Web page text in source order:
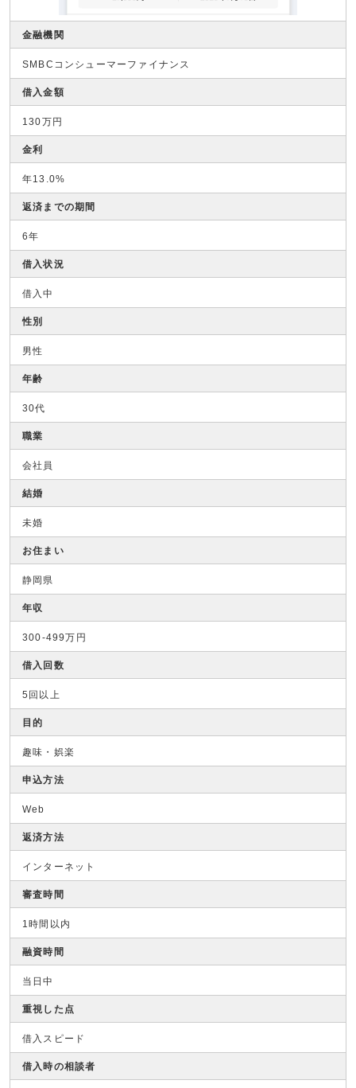
金融機関
SMBCコンシューマーファイナンス
借入金額
130万円
金利
年13.0%
返済までの期間
6年
借入状況
借入中
性別
男性
年齢
30代
職業
会社員
結婚
未婚
お住まい
静岡県
年収
300-499万円
借入回数
5回以上
目的
趣味・娯楽
申込方法
Web
返済方法
インターネット
審査時間
1時間以内
融資時間
当日中
重視した点
借入スピード
借入時の相談者